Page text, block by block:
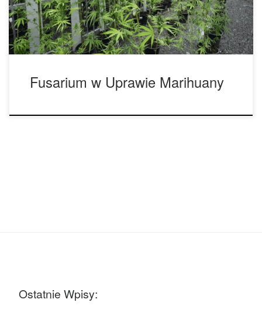
f. sp. Vasinfectum. Wspólną cechą tych dwóch form
patogenu jest […]
Fusarium w Uprawie Marihuany
Ostatnie Wpisy: